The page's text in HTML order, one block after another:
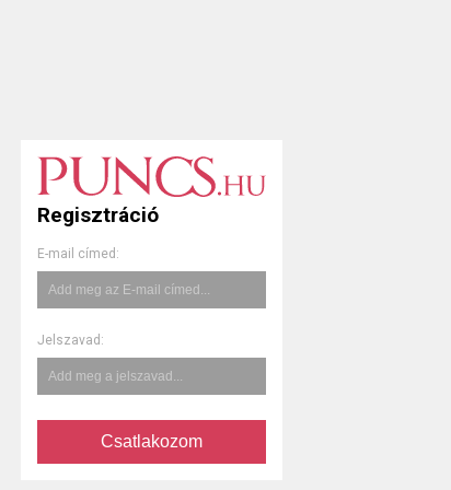
Regisztráció
E-mail címed:
Jelszavad:
Csatlakozom